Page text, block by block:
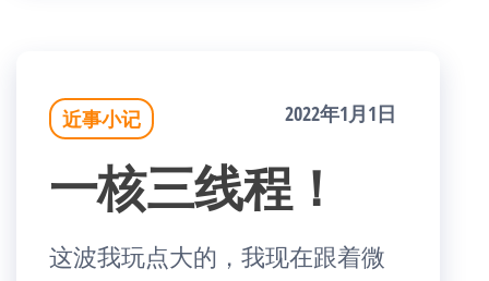
近事小记 2022年1月1日
一核三线程！
这波我玩点大的，我现在跟着微